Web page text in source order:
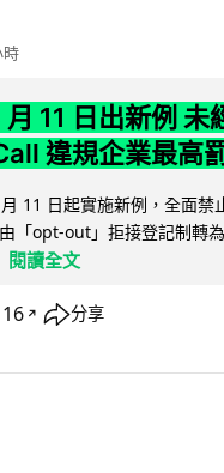
時
11 日出新例 未
違規企業最高
11 日起實施新例，全面禁
「opt-out」拒接登記制轉
閱讀全文
16 ↗ 分享